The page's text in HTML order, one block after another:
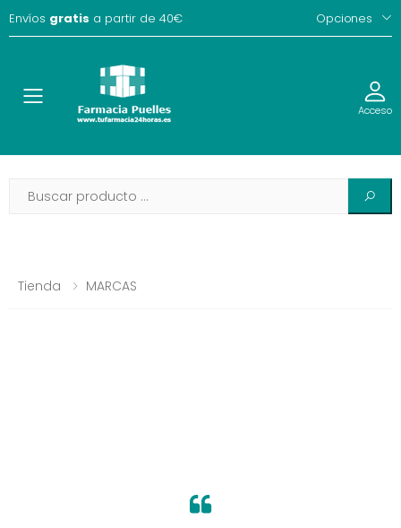
Envíos gratis a partir de 40€ Opciones
Toggle Acceso
Tienda MARCAS